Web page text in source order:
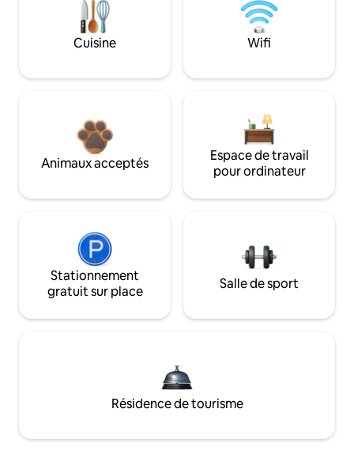
Cuisine Wifi
Animaux acceptés
Espace de travail
pour ordinateur
Stationnement
gratuit sur place
Salle de sport
Résidence de tourisme